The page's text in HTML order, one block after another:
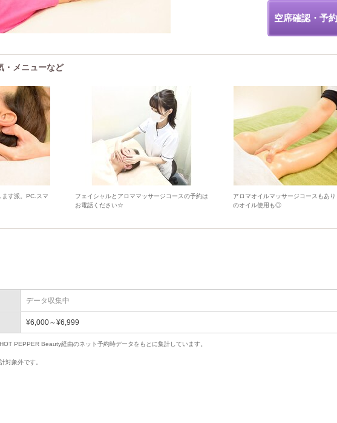
空席確認・予
・メニューなど
す派。PC.スマ
フェイシャルとアロママッサージコースの予約は
お電話ください☆
アロマオイルマッサージコースもあ
のオイル使用も◎
データ収集中
¥6,000～¥6,999
PEPPER Beauty経由のネット予約時データをもとに集計しています。
対象外です。